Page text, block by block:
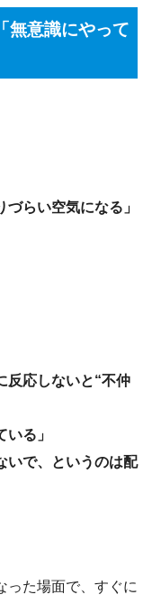
無意識にやって
づらい空気になる」
反応しないと“不仲
る」
いで、というのは配
た場面で、すぐに